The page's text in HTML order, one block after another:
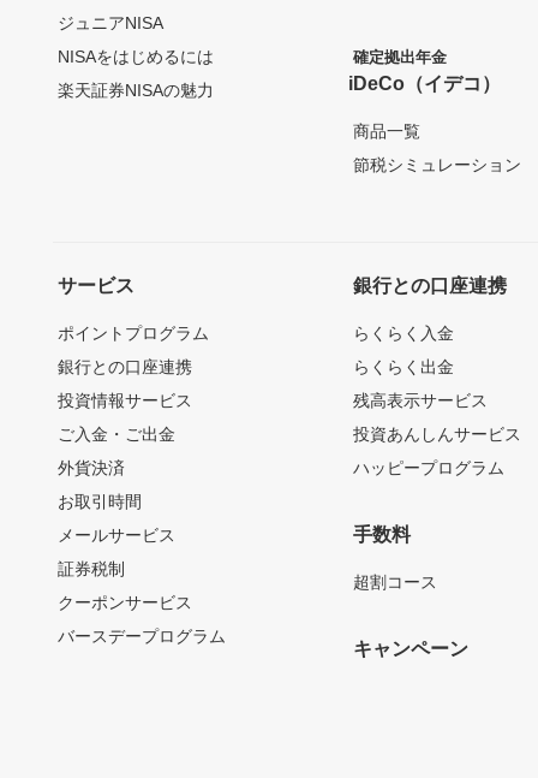
ジュニアNISA
NISAをはじめるには
楽天証券NISAの魅力
確定拠出年金
iDeCo（イデコ）
商品一覧
節税シミュレーション
サービス
ポイントプログラム
銀行との口座連携
投資情報サービス
ご入金・ご出金
外貨決済
お取引時間
メールサービス
証券税制
クーポンサービス
バースデープログラム
銀行との口座連携
らくらく入金
らくらく出金
残高表示サービス
投資あんしんサービス
ハッピープログラム
手数料
超割コース
キャンペーン